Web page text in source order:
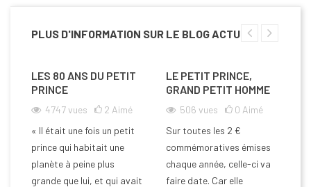
PLUS D'INFORMATION SUR LE BLOG ACTU
LES 80 ANS DU PETIT
PRINCE
4747vues 2 Aimé
« Il était une fois un petit
prince qui habitait une
planète à peine plus
grande que lui, et qui avait
LE PETIT PRINCE,
GRAND PETIT HOMME
506 vues 0 Aimé
Sur toutes les 2 €
commémoratives émises
chaque année, celle-ci va
faire date. Car elle